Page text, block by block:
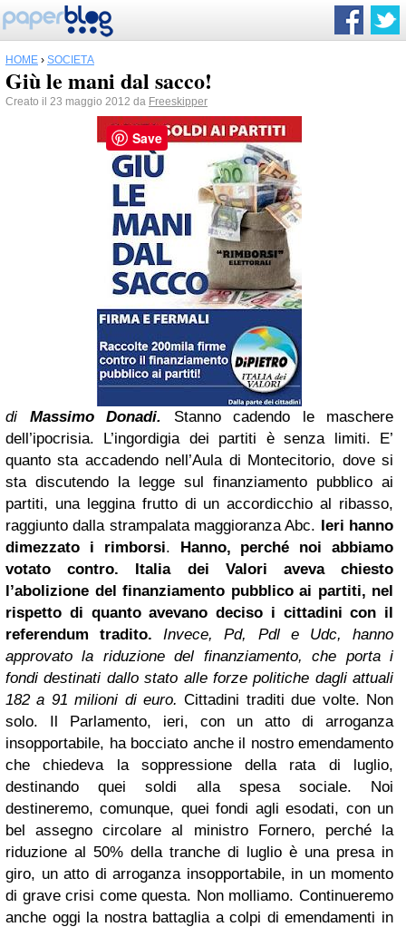
HOME › SOCIETÀ
Giù le mani dal sacco!
Creato il 23 maggio 2012 da Freeskipper
di Massimo Donadi. Stanno cadendo le maschere
dell’ipocrisia. L’ingordigia dei partiti è senza limiti. E’
quanto sta accadendo nell’Aula di Montecitorio, dove si
sta discutendo la legge sul finanziamento pubblico ai
partiti, una leggina frutto di un accordicchio al ribasso,
raggiunto dalla strampalata maggioranza Abc. Ieri hanno
dimezzato i rimborsi. Hanno, perché noi abbiamo
votato contro. Italia dei Valori aveva chiesto
l’abolizione del finanziamento pubblico ai partiti, nel
rispetto di quanto avevano deciso i cittadini con il
referendum tradito.
Invece, Pd, Pdl e Udc, hanno
approvato la riduzione del finanziamento, che porta i
fondi destinati dallo stato alle forze politiche dagli attuali
182 a 91 milioni di euro. Cittadini traditi due volte. Non
solo. Il Parlamento, ieri, con un atto di arroganza
insopportabile, ha bocciato anche il nostro emendamento
che chiedeva la soppressione della rata di luglio,
destinando quei soldi alla spesa sociale. Noi
destineremo, comunque, quei fondi agli esodati, con un
bel assegno circolare al ministro Fornero, perché la
riduzione al 50% della tranche di luglio è una presa in
giro, un atto di arroganza insopportabile, in un momento
di grave crisi come questa. Non molliamo. Continueremo
anche oggi la nostra battaglia a colpi di emendamenti in
Save